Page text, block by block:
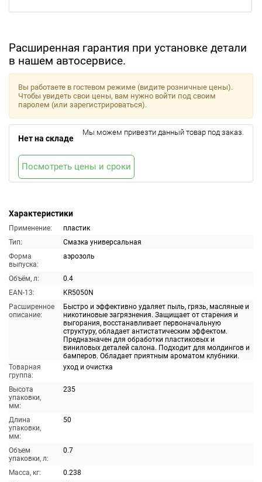
Расширенная гарантия при установке детали
в нашем автосервисе.
Характеристики
Применение:
пластик
Тип:
Смазка универсальная
Форма
выпуска:
аэрозоль
Объём, л:
0.4
EAN-13:
KR5050N
Расширенное
описание:
Быстро и эффективно удаляет пыль, грязь, масляные и
никотиновые загрязнения. Защищает от старения и
выгорания, восстанавливает первоначальную
структуру, обладает антистатическим эффектом.
Предназначен для обработки пластиковых и
виниловых деталей салона. Подходит для молдингов и
бамперов. Обладает приятным ароматом клубники.
Товарная
группа:
уход и очистка
Высота
упаковки,
мм:
235
Длина
упаковки,
мм:
50
Объем
упаковки, л:
0.7
Масса, кг:
0.238
Вы работаете в гостевом режиме (видите розничные цены).
Чтобы увидеть свои цены, вам нужно войти под своим
паролем (или зарегистрироваться).
Нет на складе
Мы можем привезти данный товар под заказ.
Посмотреть цены и сроки